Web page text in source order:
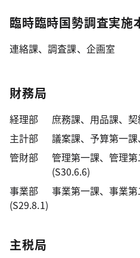
臨時臨時国勢調査実
連絡課、調査課、企画室
財務局
経理部
庶務課、用品課、
主計部
議案課、予算第一
管財部
管理第一課、管理
(S30.6.6)
事業部
(S29.8.1)
事業第一課、事業
主税局